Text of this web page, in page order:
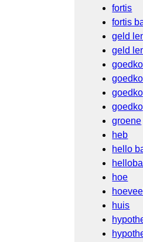
fortis
fortis
geld
geld
groene
heb
hello
hoe
huis